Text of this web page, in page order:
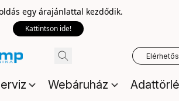
egy árajánlattal kezdődik.
Kattintson ide!
Webáruház